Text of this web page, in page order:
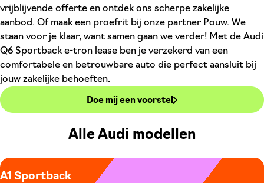
vrijblijvende offerte en ontdek ons scherpe zakelijke
aanbod. Of maak een proefrit bij onze partner Pouw. We
staan voor je klaar, want samen gaan we verder! Met de Audi
Q6 Sportback e-tron lease ben je verzekerd van een
comfortabele en betrouwbare auto die perfect aansluit bij
jouw zakelijke behoeften.
Doe mij een voorstel
Alle Audi modellen
A1 Sportback